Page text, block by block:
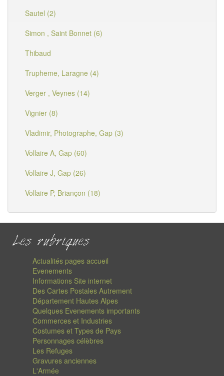
Sautel (2)
Simon , Saint Bonnet (6)
Thibaud
Trupheme, Laragne (4)
Verger , Veynes (14)
Vignier (8)
Vladimir, Photographe, Gap (3)
Vollaire A, Gap (60)
Vollaire J, Gap (26)
Vollaire P, Briançon (18)
Les rubriques
Actualités pages accueil
Evenements
Informations Site internet
Des Cartes Postales Autrement
Département Hautes Alpes
Quelques Evenements importants
Commerces et Industries
Costumes et Types de Pays
Personnages célèbres
Les Refuges
Gravures anciennes
L'Armée